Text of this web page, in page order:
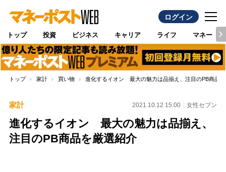
ログイン
トップ 投資 ビジネス キャリア ライフ マネー
トップ 家計 買い物 進化するイオン 最大の魅力は品揃え、注目のPB商品
家計 2021.10.12 15:00 女性セブン
進化するイオン 最大の魅力は品揃え、
注目のPB商品を厳選紹介